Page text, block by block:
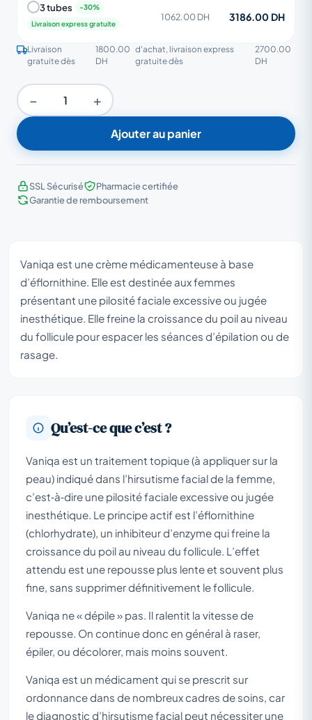
3 tubes
Livraison express gratuite
1062.00 DH 3186.00 DH
Livraison
gratuite dès
1800.00
DH
d'achat, livraison express
gratuite dès
2700.00
DH
− +
Ajouter au panier
SSL Sécurisé
Pharmacie certifiée
Garantie de remboursement
Vaniqa est une crème médicamenteuse à base
d’éflornithine. Elle est destinée aux femmes
présentant une pilosité faciale excessive ou jugée
inesthétique. Elle freine la croissance du poil au niveau
du follicule pour espacer les séances d’épilation ou de
rasage.
Qu’est-ce que c’est ?
Vaniqa est un traitement topique (à appliquer sur la
peau) indiqué dans l’hirsutisme facial de la femme,
c’est‑à‑dire une pilosité faciale excessive ou jugée
inesthétique. Le principe actif est l’éflornithine
(chlorhydrate), un inhibiteur d’enzyme qui freine la
croissance du poil au niveau du follicule. L’effet
attendu est une repousse plus lente et souvent plus
fine, sans supprimer définitivement le follicule.
Vaniqa ne « dépile » pas. Il ralentit la vitesse de
repousse. On continue donc en général à raser,
épiler, ou décolorer, mais moins souvent.
Vaniqa est un médicament qui se prescrit sur
ordonnance dans de nombreux cadres de soins, car
le diagnostic d’hirsutisme facial peut nécessiter une